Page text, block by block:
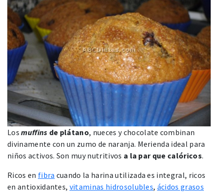
Losmuffins de plátano, nueces y chocolate combinan
divinamente con un zumo de naranja. Merienda ideal para
niños activos. Son muy nutritivos a la par que calóricos.
Ricos en fibra cuando la harina utilizada es integral, ricos
en antioxidantes, vitaminas hidrosolubles, ácidos grasos